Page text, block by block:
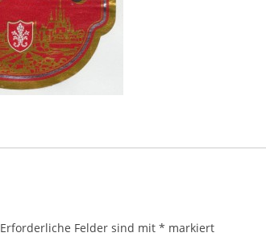
Erforderliche Felder sind mit * markiert